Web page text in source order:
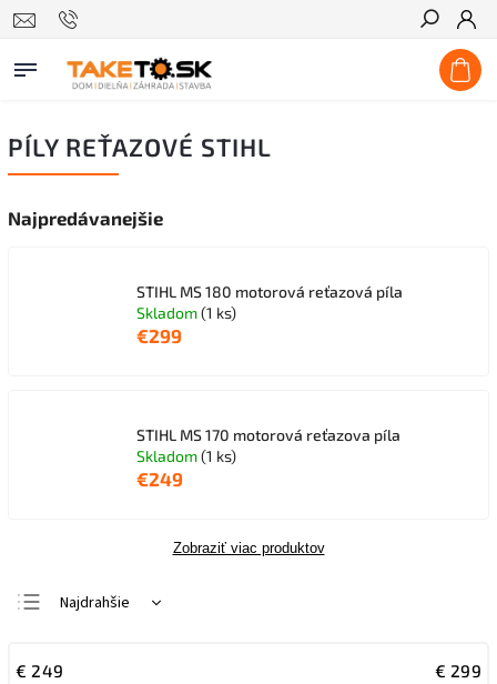
Hľadať
PÍLY REŤAZOVÉ STIHL
Najpredávanejšie
STIHL MS 180 motorová reťazová píla
Skladom(1 ks)
€299
STIHL MS 170 motorová reťazova píla
Skladom(1 ks)
€249
Zobraziť viac produktov
Najdrahšie
Najpredávanejšie
€ 249 € 299